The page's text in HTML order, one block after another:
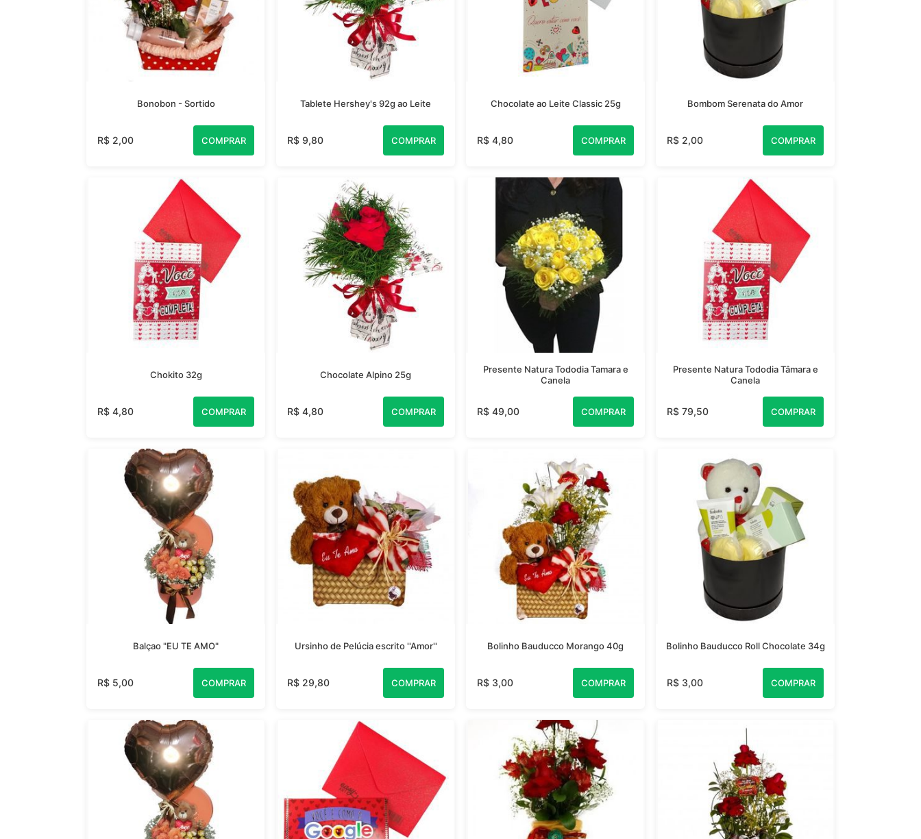
Bonobon - Sortido
R$ 2,00 COMPRAR
Tablete Hershey's 92g ao Leite
R$ 9,80 COMPRAR
Chocolate ao Leite Classic 25g
R$ 4,80 COMPRAR
Bombom Serenata do Amor
R$ 2,00 COMPRAR
Chokito 32g
R$ 4,80 COMPRAR
Chocolate Alpino 25g
R$ 4,80 COMPRAR
Presente Natura Tododia Tamara e
Canela
R$ 49,00 COMPRAR
Presente Natura Tododia Tâmara e
Canela
R$ 79,50 COMPRAR
Balçao "EU TE AMO"
R$ 5,00 COMPRAR
Ursinho de Pelúcia escrito ''Amor''
R$ 29,80 COMPRAR
Bolinho Bauducco Morango 40g
R$ 3,00 COMPRAR
Bolinho Bauducco Roll Chocolate 34g
R$ 3,00 COMPRAR